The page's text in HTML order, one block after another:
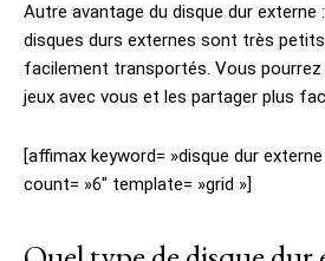
Autre avantage du disque dur externe
disques durs externes sont très
facilement transportés. Vous
jeux avec vous et les partager plus
[affimax keyword= »disque dur
count= »6″ template= »grid »]